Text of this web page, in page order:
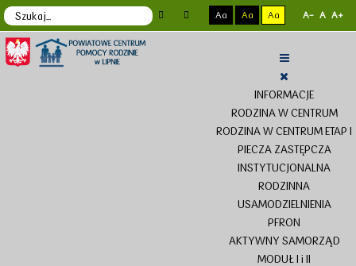
Aa Aa Aa A- A A+
INFORMACJE
RODZINA W CENTRUM
RODZINA W CENTRUM ETAP I
PIECZA ZASTĘPCZA
INSTYTUCJONALNA
RODZINNA
USAMODZIELNIENIA
PFRON
AKTYWNY SAMORZĄD
MODUŁ I i II